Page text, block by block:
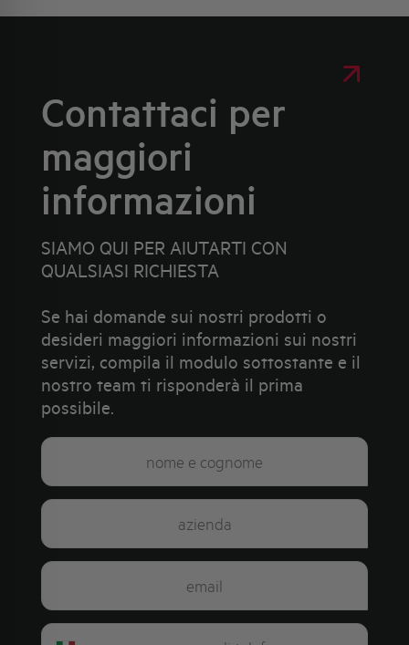
Contattaci per
maggiori
informazioni
SIAMO QUI PER AIUTARTI CON
QUALSIASI RICHIESTA
Se hai domande sui nostri prodotti o
desideri maggiori informazioni sui nostri
servizi, compila il modulo sottostante e il
nostro team ti risponderà il prima
possibile.